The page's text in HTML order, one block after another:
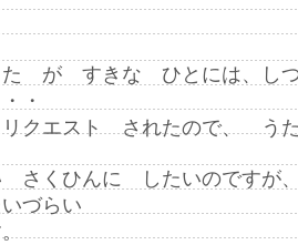
が すきな ひとには、し
・
クエスト されたので、 うた
さくひんに したいのです
づらい